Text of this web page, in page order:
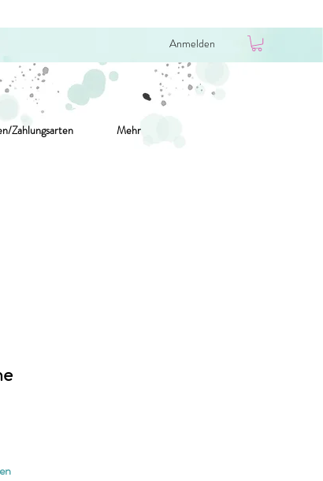
Anmelden
Zahlungsarten Mehr